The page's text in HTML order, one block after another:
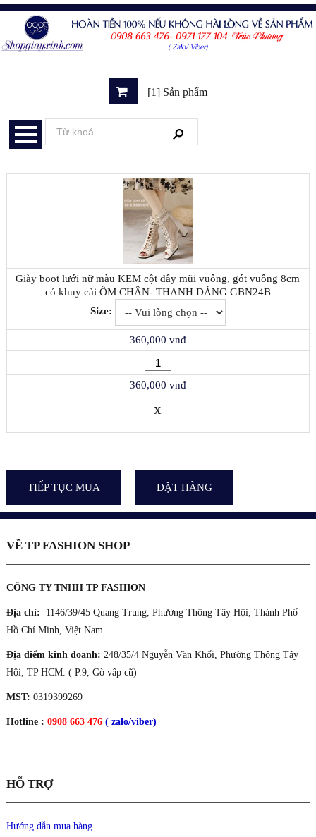
[1] Sản phẩm
Giày boot lưới nữ màu KEM cột dây mũi vuông, gót vuông 8cm
có khuy cài ÔM CHÂN- THANH DÁNG GBN24B
Size:
360,000 vnđ
360,000 vnđ
x
TIẾP TỤC MUA ĐẶT HÀNG
VỀ TP FASHION SHOP
CÔNG TY TNHH TP FASHION
Địa chỉ: 1146/39/45 Quang Trung, Phường Thông Tây Hội, Thành Phố
Hồ Chí Minh, Việt Nam
Địa điểm kinh doanh: 248/35/4 Nguyễn Văn Khối, Phường Thông Tây
Hội, TP HCM. ( P.9, Gò vấp cũ)
MST: 0319399269
Hotline : 0908 663 476 ( zalo/viber)
HỖ TRỢ
Hướng dẫn mua hàng